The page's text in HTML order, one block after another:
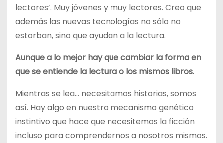
lectores’. Muy jóvenes y muy lectores. Creo que
además las nuevas tecnologías no sólo no
estorban, sino que ayudan a la lectura.
Aunque a lo mejor hay que cambiar la forma en
que se entiende la lectura o los mismos libros.
Mientras se lea… necesitamos historias, somos
así. Hay algo en nuestro mecanismo genético
instintivo que hace que necesitemos la ficción
incluso para comprendernos a nosotros mismos.